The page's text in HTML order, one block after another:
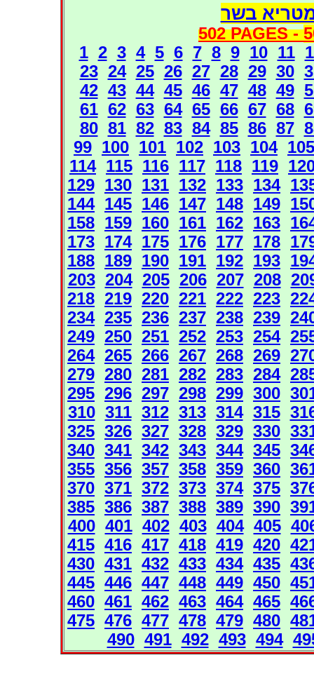
בשר
502 PAGES -
1 2 3 4 5 6 7 8 9 10 11
23 24 25 26 27 28 29 30
42 43 44 45 46 47 48 49
61 62 63 64 65 66 67 68
80 81 82 83 84 85 86 87
99 100 101 102 103 104 105
114 115 116 117 118 119
129 130 131 132 133 134
144 145 146 147 148 149
158 159 160 161 162 163
173 174 175 176 177 178
188 189 190 191 192 193
203 204 205 206 207 208
218 219 220 221 222 223
234 235 236 237 238 239
249 250 251 252 253 254
264 265 266 267 268 269
279 280 281 282 283 284
295 296 297 298 299 300
310 311 312 313 314 315
325 326 327 328 329 330
340 341 342 343 344 345
355 356 357 358 359 360
370 371 372 373 374 375
385 386 387 388 389 390
400 401 402 403 404 405
415 416 417 418 419 420
430 431 432 433 434 435
445 446 447 448 449 450
460 461 462 463 464 465
475 476 477 478 479 480
490 491 492 493 494